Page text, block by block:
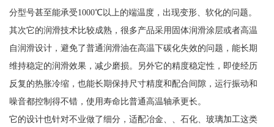
分型号甚至能承受1000℃以上的端温度，出现变形、软化的问题。
其次它的润滑技术比较成熟，很多产品采用固体润滑涂层或者高温
自润滑设计，避免了普通润滑油在高温下碳化失效的问题，能长期
维持稳定的润滑效果，减少磨损。另外它的精度稳定性，即使经历
反复的热胀冷缩，也能长期保持尺寸精度和配合间隙，运行振动和
噪音都控制得不错，使用寿命比普通高温轴承更长。
它的设计也针对不业做了细分，适配冶金、、石化、玻璃加工这类